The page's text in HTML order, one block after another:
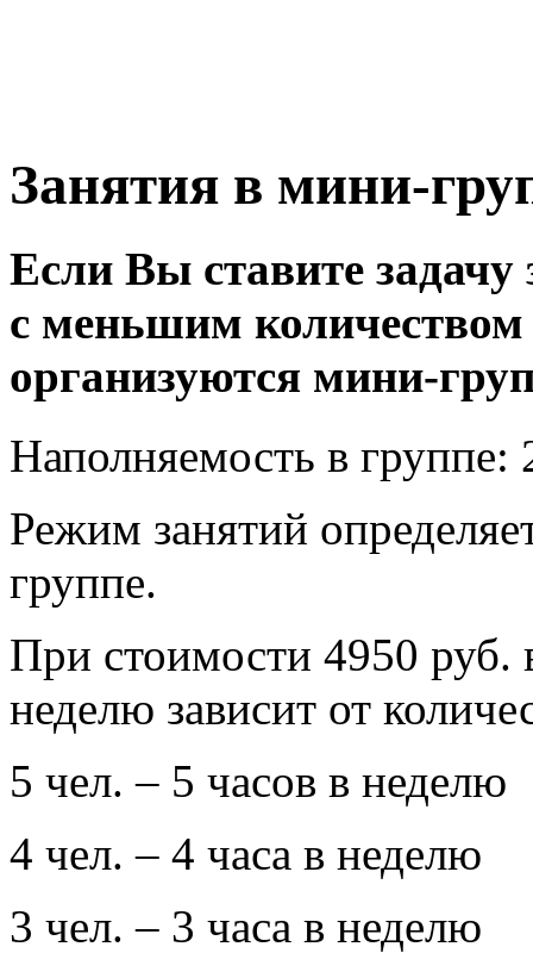
Занятия в мини-
Если Вы ставите задачу
с меньшим
организуются мини-
Наполняемость в группе:
Режим занятий
группе.
При стоимости 4950 руб.
неделю зависит от
5 чел. – 5 часов в неделю
4 чел. – 4 часа в неделю
3 чел. – 3 часа в неделю